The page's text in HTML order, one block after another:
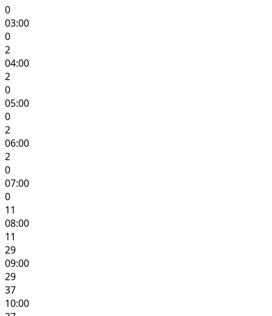
0
03:00
0
2
04:00
2
0
05:00
0
2
06:00
2
0
07:00
0
11
08:00
11
29
09:00
29
37
10:00